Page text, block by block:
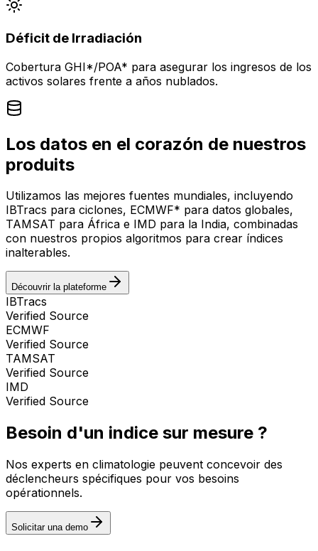
Déficit de Irradiación
Cobertura GHI*/POA* para asegurar los ingresos de los
activos solares frente a años nublados.
Los datos en el corazón de nuestros
produits
Utilizamos las mejores fuentes mundiales, incluyendo
IBTracs para ciclones, ECMWF* para datos globales,
TAMSAT para África e IMD para la India, combinadas
con nuestros propios algoritmos para crear índices
inalterables.
Découvrir la plateforme
IBTracs
Verified Source
ECMWF
Verified Source
TAMSAT
Verified Source
IMD
Verified Source
Besoin d'un indice sur mesure ?
Nos experts en climatologie peuvent concevoir des
déclencheurs spécifiques pour vos besoins
opérationnels.
Solicitar una demo